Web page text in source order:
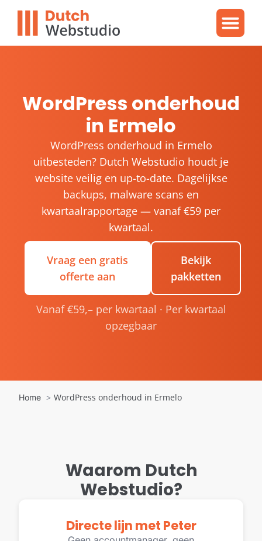
WordPress onderhoud
in Ermelo
WordPress onderhoud in Ermelo
uitbesteden? Dutch Webstudio houdt je
website veilig en up-to-date. Dagelijkse
backups, malware scans en
kwartaalrapportage — vanaf €59 per
kwartaal.
Vraag een gratis
offerte aan
Bekijk
pakketten
Vanaf €59,– per kwartaal · Per kwartaal
opzegbaar
Home WordPress onderhoud in Ermelo
Waarom Dutch
Webstudio?
Directe lijn met Peter